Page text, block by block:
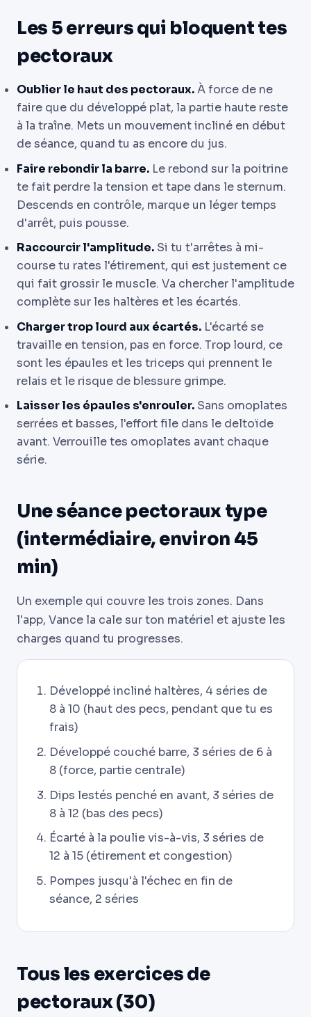
Les 5 erreurs qui bloquent tes
pectoraux
Oublier le haut des pectoraux.À force de ne
faire que du développé plat, la partie haute reste
à la traîne. Mets un mouvement incliné en début
de séance, quand tu as encore du jus.
Faire rebondir la barre. Le rebond sur la poitrine
te fait perdre la tension et tape dans le sternum.
Descends en contrôle, marque un léger temps
d'arrêt, puis pousse.
Raccourcir l'amplitude. Si tu t'arrêtes à mi-
course tu rates l'étirement, qui est justement ce
qui fait grossir le muscle. Va chercher l'amplitude
complète sur les haltères et les écartés.
Charger trop lourd aux écartés. L'écarté se
travaille en tension, pas en force. Trop lourd, ce
sont les épaules et les triceps qui prennent le
relais et le risque de blessure grimpe.
Laisser les épaules s'enrouler. Sans omoplates
serrées et basses, l'effort file dans le deltoïde
avant. Verrouille tes omoplates avant chaque
série.
Une séance pectoraux type
(intermédiaire, environ 45
min)
Un exemple qui couvre les trois zones. Dans
l'app, Vance la cale sur ton matériel et ajuste les
charges quand tu progresses.
Développé incliné haltères, 4 séries de
8 à 10 (haut des pecs, pendant que tu es
frais)
Développé couché barre, 3 séries de 6 à
8 (force, partie centrale)
Dips lestés penché en avant, 3 séries de
8 à 12 (bas des pecs)
Écarté à la poulie vis-à-vis, 3 séries de
12 à 15 (étirement et congestion)
Pompes jusqu'à l'échec en fin de
séance, 2 séries
Tous les exercices de
pectoraux (30)